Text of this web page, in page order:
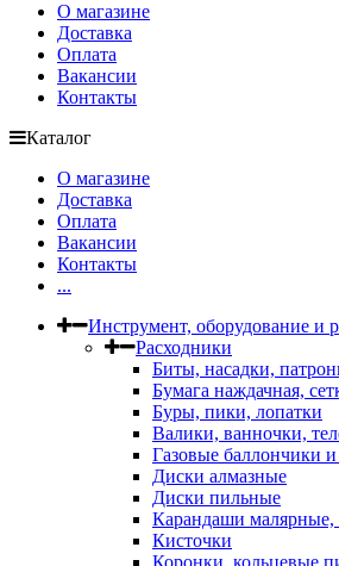
О магазине
Доставка
Оплата
Вакансии
Контакты
Каталог
О магазине
Доставка
Оплата
Вакансии
Контакты
...
Инструмент, оборудование и
Расходники
Биты, насадки,
Бумага наждачная,
Буры, пики, лопатки
Валики, ванночки,
Газовые баллончики и
Диски алмазные
Диски пильные
Карандаши малярные,
Кисточки
Коронки, кольцевые